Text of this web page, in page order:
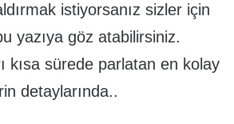
istiyorsanız sizler için
yazıya göz atabilirsiniz.
kısa sürede parlatan en kolay
detaylarında..